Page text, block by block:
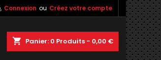
Connexion ou Créez votre compte
shopping_cart Panier: 0 Produits - 0,00 €